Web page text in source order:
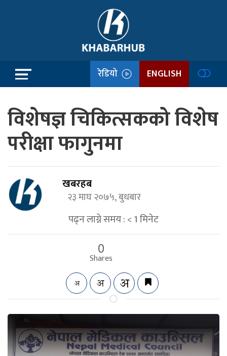
रेडियो ENGLISH
विशेषज्ञ चिकित्सकको विशेष
परीक्षा फागुनमा
खबरहब
२३ माघ २०७५, बुधबार
पढ्न लाग्ने समय :< 1मिनेट
0
Shares